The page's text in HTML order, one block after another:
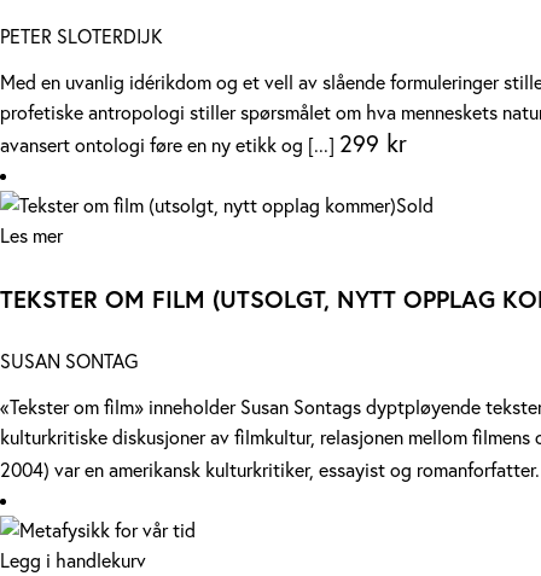
PETER SLOTERDIJK
Med en uvanlig idérikdom og et vell av slående formuleringer
profetiske antropologi stiller spørsmålet om hva menneskets
avansert ontologi føre en ny etikk og [...] 299 kr
Sold
Les mer
TEKSTER OM FILM (UTSOLGT, NYTT OPPLAG
SUSAN SONTAG
«Tekster om film» inneholder Susan Sontags dyptpløyende
kulturkritiske diskusjoner av filmkultur, relasjonen mellom
2004) var en amerikansk kulturkritiker, essayist og
Legg i handlekurv